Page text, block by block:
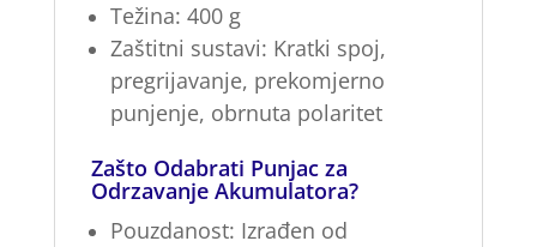
Težina: 400 g
Zaštitni sustavi: Kratki spoj,
pregrijavanje, prekomjerno
punjenje, obrnuta polaritet
Zašto Odabrati Punjac za
Odrzavanje Akumulatora?
Pouzdanost: Izrađen od